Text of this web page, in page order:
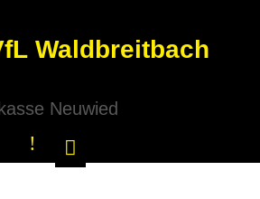
Waldbreitbach